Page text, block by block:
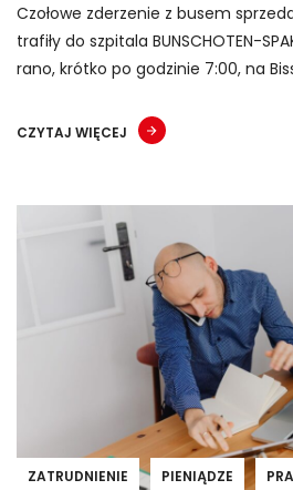
Czołowe zderzenie z busem
trafiły do szpitala BUNSCHOTEN-
rano, krótko po godzinie 7:00, na
CZYTAJ WIĘCEJ
ZATRUDNIENIE PIENIĄDZE